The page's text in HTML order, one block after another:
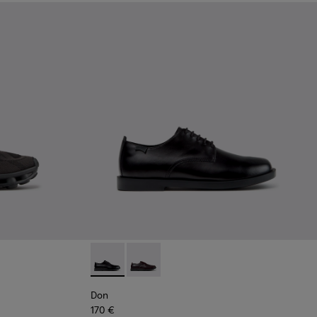
005
- K101114-004
Twins - K101114-002 - Schwarze Lederschuhe für Herren.
Twins - K101114-001
Sneaker aus recycelten technischen Materialien für
011 - Blaue Sneaker aus recycelten technischen Materialien
010
- K101109-007 - Braune Sneaker aus recycelten
Don - K101140-001 - Schwarze
Don - K101140-003
Don
170 €